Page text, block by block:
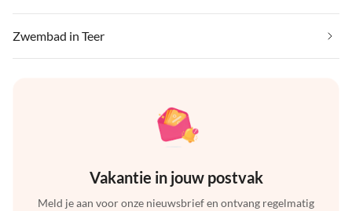
Zwembad in Teer
Vakantie in jouw postvak
Meld je aan voor onze nieuwsbrief en ontvang regelmatig